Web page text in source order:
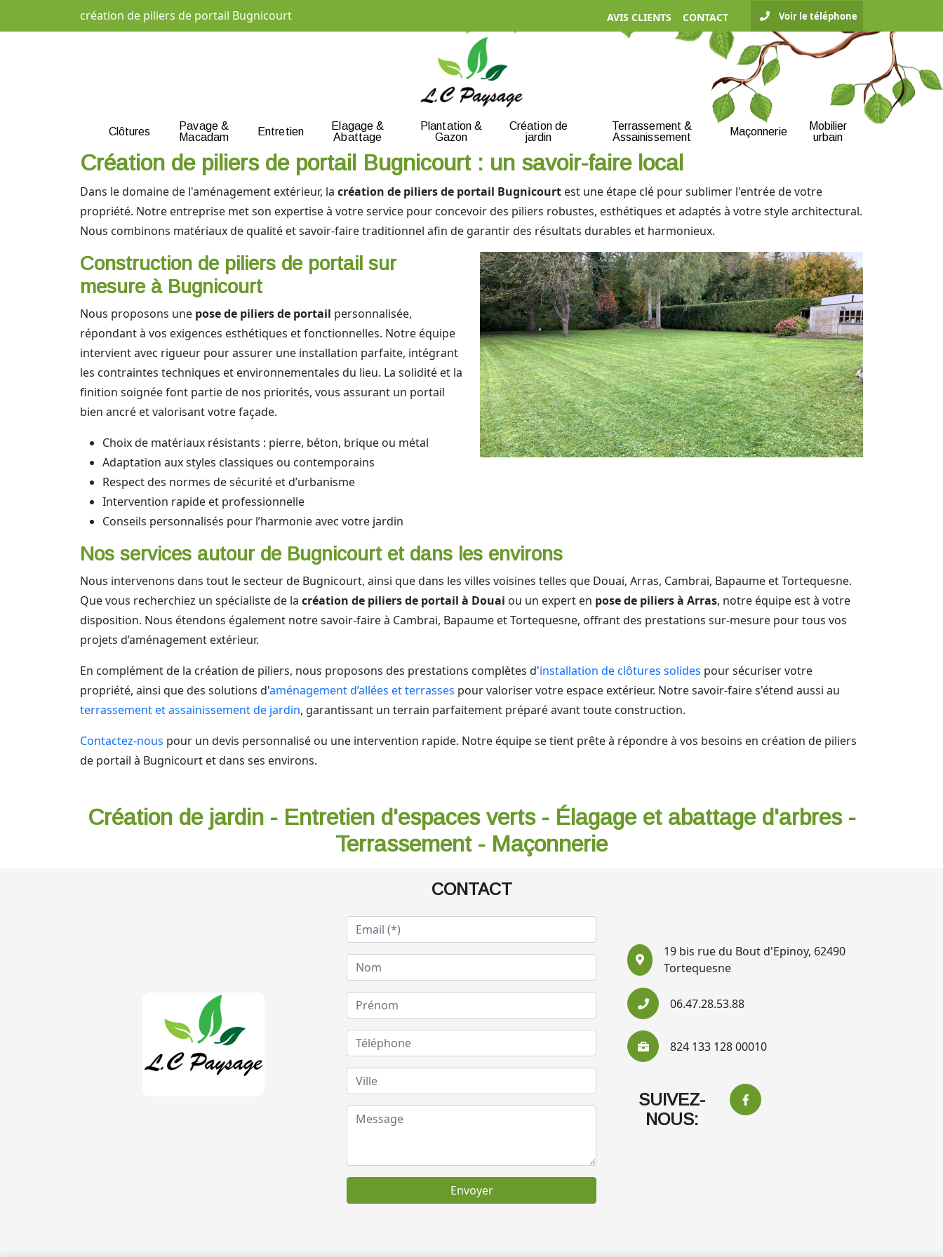
création de piliers de portail Bugnicourt AVIS CLIENTS CONTACT Voir le téléphone
Clôtures
Pavage &
Macadam
Entretien
Elagage &
Abattage
Plantation &
Gazon
Création de
jardin
Terrassement &
Assainissement
Maçonnerie
Mobilier
urbain
Création de piliers de portail Bugnicourt : un savoir-faire local
Dans le domaine de l'aménagement extérieur, la création de piliers de portail Bugnicourt est une étape clé pour sublimer l'entrée de votre
propriété. Notre entreprise met son expertise à votre service pour concevoir des piliers robustes, esthétiques et adaptés à votre style architectural.
Nous combinons matériaux de qualité et savoir-faire traditionnel afin de garantir des résultats durables et harmonieux.
Construction de piliers de portail sur
mesure à Bugnicourt
Nous proposons une pose de piliers de portail personnalisée,
répondant à vos exigences esthétiques et fonctionnelles. Notre équipe
intervient avec rigueur pour assurer une installation parfaite, intégrant
les contraintes techniques et environnementales du lieu. La solidité et la
finition soignée font partie de nos priorités, vous assurant un portail
bien ancré et valorisant votre façade.
Choix de matériaux résistants : pierre, béton, brique ou métal
Adaptation aux styles classiques ou contemporains
Respect des normes de sécurité et d’urbanisme
Intervention rapide et professionnelle
Conseils personnalisés pour l’harmonie avec votre jardin
Nos services autour de Bugnicourt et dans les environs
Nous intervenons dans tout le secteur de Bugnicourt, ainsi que dans les villes voisines telles que Douai, Arras, Cambrai, Bapaume et Tortequesne.
Que vous recherchiez un spécialiste de la création de piliers de portail à Douai ou un expert en pose de piliers à Arras, notre équipe est à votre
disposition. Nous étendons également notre savoir-faire à Cambrai, Bapaume et Tortequesne, offrant des prestations sur-mesure pour tous vos
projets d’aménagement extérieur.
En complément de la création de piliers, nous proposons des prestations complètes d'installation de clôtures solides pour sécuriser votre
propriété, ainsi que des solutions d'aménagement d’allées et terrasses pour valoriser votre espace extérieur. Notre savoir-faire s'étend aussi au
terrassement et assainissement de jardin, garantissant un terrain parfaitement préparé avant toute construction.
Contactez-nous pour un devis personnalisé ou une intervention rapide. Notre équipe se tient prête à répondre à vos besoins en création de piliers
de portail à Bugnicourt et dans ses environs.
Création de jardin - Entretien d'espaces verts - Élagage et abattage d'arbres -
Terrassement - Maçonnerie
CONTACT
Envoyer
19 bis rue du Bout d'Epinoy, 62490
Tortequesne
06.47.28.53.88
824 133 128 00010
SUIVEZ-
NOUS: